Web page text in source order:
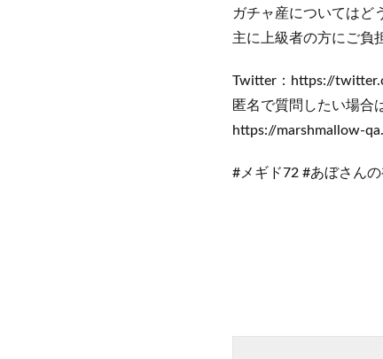
ガチャ産についてはど
主に上級者の方にご負
Twitter：https://
匿名で質問したい場合
https://marshmallow-
#メギド72 #あぼさん